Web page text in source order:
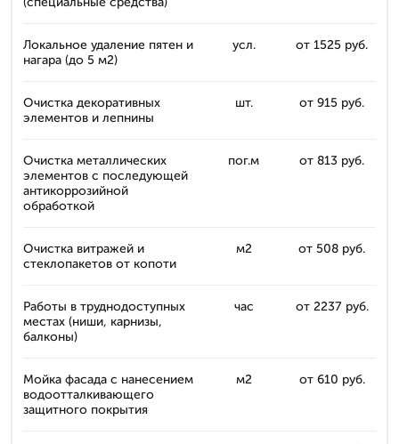
Локальное удаление пятен и
нагара (до 5 м2)
усл. от 1525 руб.
Очистка декоративных
элементов и лепнины
шт. от 915 руб.
Очистка металлических
элементов с последующей
антикоррозийной
обработкой
пог.м от 813 руб.
Очистка витражей и
стеклопакетов от копоти
м2 от 508 руб.
Работы в труднодоступных
местах (ниши, карнизы,
балконы)
час от 2237 руб.
Мойка фасада с нанесением
водоотталкивающего
защитного покрытия
м2 от 610 руб.